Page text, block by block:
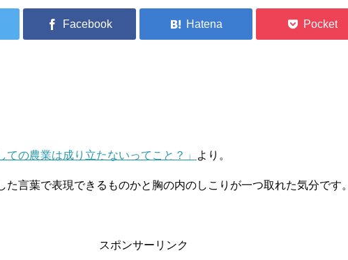
ての農業は成り立たないってこと？」 より。
た言葉で表現できるものかと胸の内のしこりが一つ取れた気分です。
スポンサーリンク